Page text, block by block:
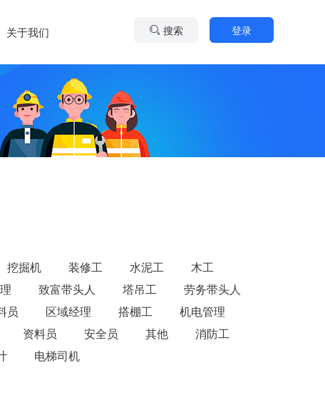
关于我们 搜索 登录
挖掘机 装修工 水泥工
木工
致富带头人 塔吊工
劳务带头人
员 区域经理 搭棚工
机电管理
资料员 安全员 其他
消防工
电梯司机